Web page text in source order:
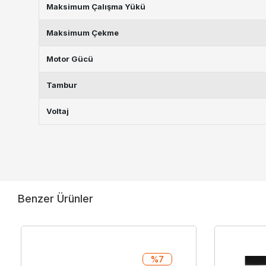
Maksimum Çalışma Yükü
Maksimum Çekme
Motor Gücü
Tambur
Voltaj
Benzer Ürünler
%7